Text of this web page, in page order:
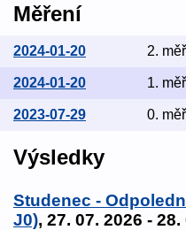
Měření
2024-01-20 2.
2024-01-20 1.
2023-07-29 0.
Výsledky
Studenec -
J0), 27. 07. 2026 - 28.